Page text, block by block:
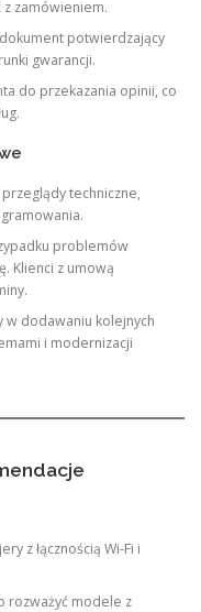
zamówieniem.
potwierdzający
gwarancji.
do przekazania opinii, co
techniczne,
problemów
Klienci z umową
w dodawaniu kolejnych
i modernizacji
z łącznością Wi‑Fi i
rozważyć modele z